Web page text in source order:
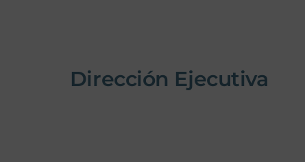
Dirección Ejecutiva